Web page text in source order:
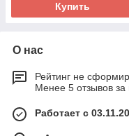
Купить
О нас
Рейтинг не
Менее 5 отзывов за
Работает с